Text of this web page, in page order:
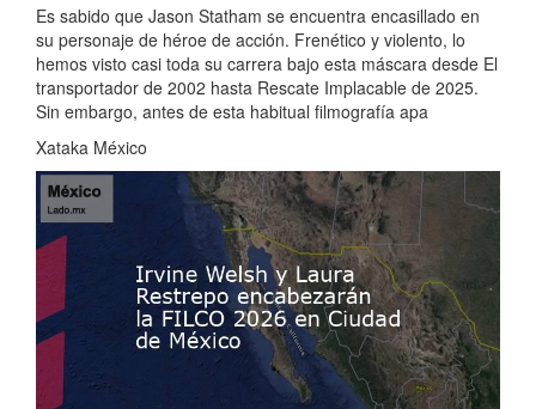
Es sabido que Jason Statham se encuentra encasillado en
su personaje de héroe de acción. Frenético y violento, lo
hemos visto casi toda su carrera bajo esta máscara desde El
transportador de 2002 hasta Rescate Implacable de 2025.
Sin embargo, antes de esta habitual filmografía apa
Xataka México